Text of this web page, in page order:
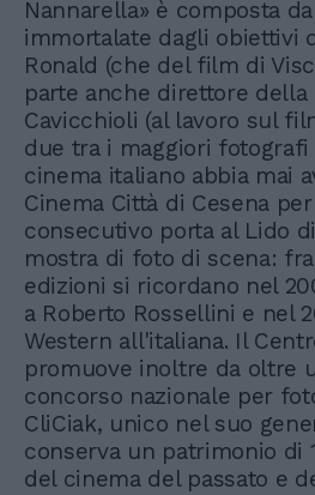
Nannarella» è composta
immortalate dagli obiettivi
Ronald (che del film di
parte anche direttore della
Cavicchioli (al lavoro sul
due tra i maggiori
cinema italiano abbia mai
Cinema Città di Cesena
consecutivo porta al Lido
mostra di foto di scena:
edizioni si ricordano nel
a Roberto Rossellini e nel
Western all'italiana. Il
promuove inoltre da oltre
concorso nazionale per
CliCiak, unico nel suo
conserva un patrimonio di
del cinema del passato e